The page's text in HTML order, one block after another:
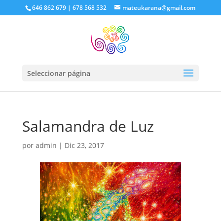
646 862 679 | 678 568 532 mateukarana@gmail.com
Seleccionar página
Salamandra de Luz
por admin | Dic 23, 2017